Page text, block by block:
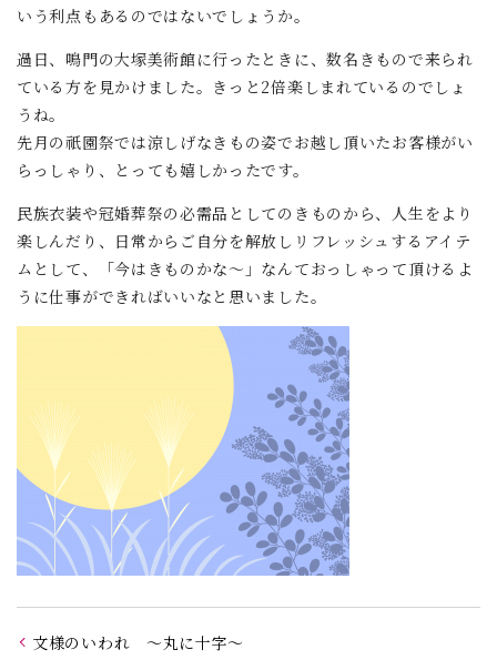
いう利点もあるのではないでしょうか。
過日、鳴門の大塚美術館に行ったときに、数名きもので来られ
ている方を見かけました。きっと2倍楽しまれているのでしょ
うね。
先月の祇園祭では涼しげなきもの姿でお越し頂いたお客様がい
らっしゃり、とっても嬉しかったです。
民族衣装や冠婚葬祭の必需品としてのきものから、人生をより
楽しんだり、日常からご自分を解放しリフレッシュするアイテ
ムとして、「今はきものかな～」なんておっしゃって頂けるよ
うに仕事ができればいいなと思いました。
文様のいわれ ～丸に十字～